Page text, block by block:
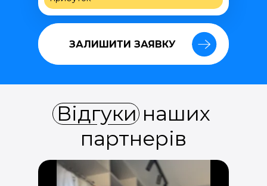
ЗАЛИШИТИ ЗАЯВКУ
ЗАЛИШИТИ ЗАЯВКУ
Відгуки наших
партнерів